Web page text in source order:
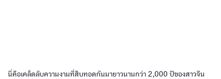
นี่คือเคล็ดลับความงามที่สืบทอดกันมายาวนานกว่า 2,000 ปีของสาวจีน